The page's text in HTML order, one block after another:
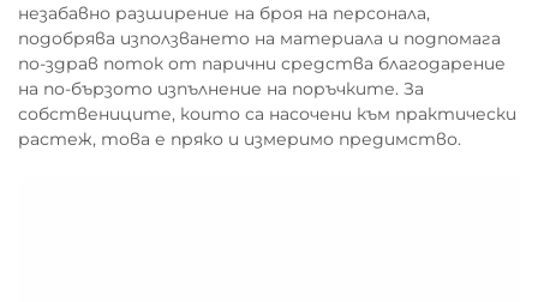
незабавно разширение на броя на персонала,
подобрява използването на материала и подпомага
по-здрав поток от парични средства благодарение
на по-бързото изпълнение на поръчките. За
собствениците, които са насочени към практически
растеж, това е пряко и измеримо предимство.